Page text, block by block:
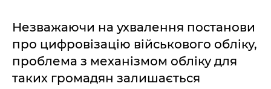
Незважаючи на ухвалення постанови
про цифровізацію військового обліку,
проблема з механізмом обліку для
таких громадян залишається